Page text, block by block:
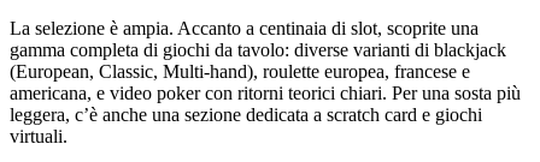
La selezione è ampia. Accanto a centinaia di slot, scoprite una
gamma completa di giochi da tavolo: diverse varianti di blackjack
(European, Classic, Multi-hand), roulette europea, francese e
americana, e video poker con ritorni teorici chiari. Per una sosta più
leggera, c’è anche una sezione dedicata a scratch card e giochi
virtuali.